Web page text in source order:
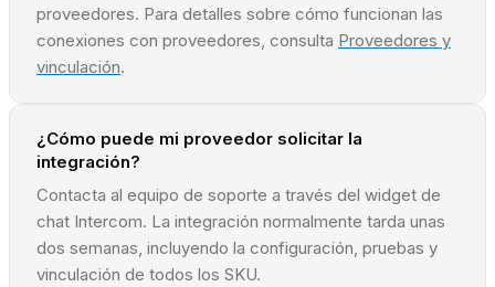
proveedores. Para detalles sobre cómo funcionan las
conexiones con proveedores, consulta Proveedores y
vinculación.
¿Cómo puede mi proveedor solicitar la
integración?
Contacta al equipo de soporte a través del widget de
chat Intercom. La integración normalmente tarda unas
dos semanas, incluyendo la configuración, pruebas y
vinculación de todos los SKU.